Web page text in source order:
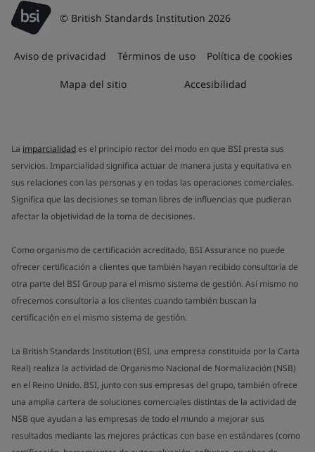
© British Standards Institution 2026
Aviso de privacidad Términos de uso Política de cookies
Mapa del sitio Accesibilidad
La imparcialidades el principio rector del modo en que BSI presta sus
servicios. Imparcialidad significa actuar de manera justa y equitativa en
sus relaciones con las personas y en todas las operaciones comerciales.
Significa que las decisiones se toman libres de influencias que pudieran
afectar la objetividad de la toma de decisiones.
Como organismo de certificación acreditado, BSI Assurance no puede
ofrecer certificación a clientes que también hayan recibido consultoría de
otra parte del BSI Group para el mismo sistema de gestión. Así mismo no
ofrecemos consultoría a los clientes cuando también buscan la
certificación en el mismo sistema de gestión.
La British Standards Institution (BSI, una empresa constituida por la Carta
Real) realiza la actividad de Organismo Nacional de Normalización (NSB)
en el Reino Unido. BSI, junto con sus empresas del grupo, también ofrece
una amplia cartera de soluciones comerciales distintas de la actividad de
NSB que ayudan a las empresas de todo el mundo a mejorar sus
resultados mediante las mejores prácticas con base en estándares (como